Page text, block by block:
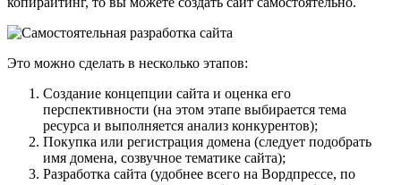
Это можно сделать в несколько этапов:
Создание концепции сайта и оценка его
перспективности (на этом этапе выбирается тема
ресурса и выполняется анализ конкурентов);
Покупка или регистрация домена (следует подобрать
имя домена, созвучное тематике сайта);
Разработка сайта (удобнее всего на Вордпрессе, по